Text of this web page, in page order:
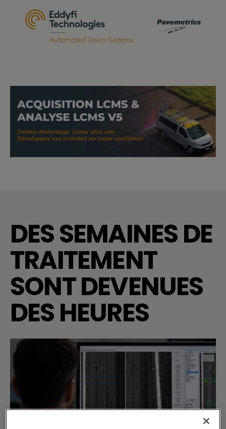
DES SEMAINES DE
TRAITEMENT
SONT DEVENUES
DES HEURES